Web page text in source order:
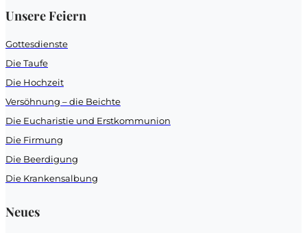
Unsere Feiern
Gottesdienste
Die Taufe
Die Hochzeit
Versöhnung – die Beichte
Die Eucharistie und Erstkommunion
Die Firmung
Die Beerdigung
Die Krankensalbung
Neues